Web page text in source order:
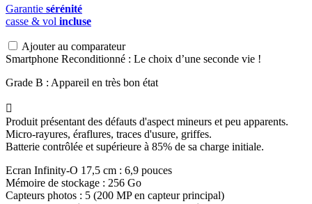
Garantie sérénité
casse & vol incluse
Ajouter au comparateur
Smartphone Reconditionné : Le choix d’une seconde vie !
Grade B : Appareil en très bon état

Produit présentant des défauts d'aspect mineurs et peu apparents.
Micro-rayures, éraflures, traces d'usure, griffes.
Batterie contrôlée et supérieure à 85% de sa charge initiale.
Ecran Infinity-O 17,5 cm : 6,9 pouces
Mémoire de stockage : 256 Go
Capteurs photos : 5 (200 MP en capteur principal)